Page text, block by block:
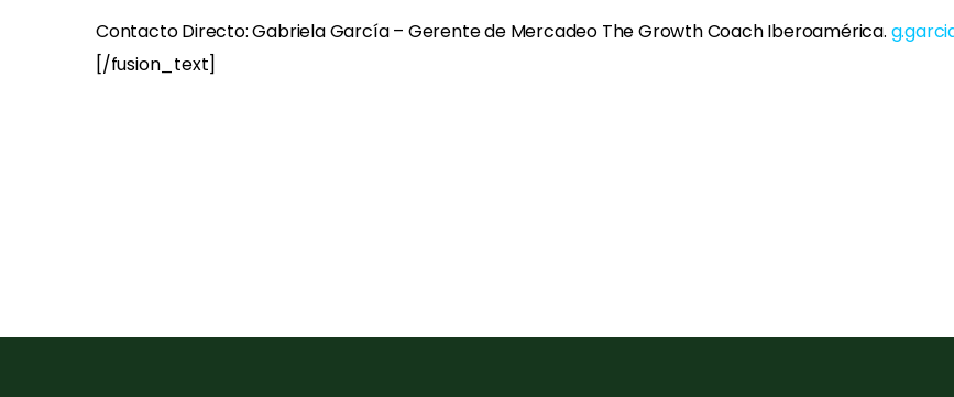
Contacto Directo: Gabriela García – Gerente de Mercadeo The Growth Coach Iberoamérica.
[/fusion_text]